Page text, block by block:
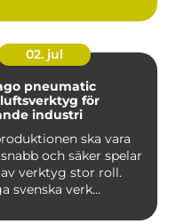
02. jul
pneumatic
för
industri
ska vara
och säker spelar
verktyg stor roll.
svenska verk...